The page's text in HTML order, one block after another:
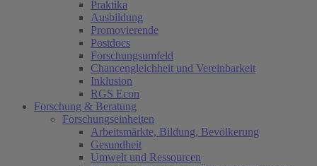
Praktika
Ausbildung
Promovierende
Postdocs
Forschungsumfeld
Chancengleichheit und Vereinbarkeit
Inklusion
RGS Econ
Forschung & Beratung
Forschungseinheiten
Arbeitsmärkte, Bildung, Bevölkerung
Gesundheit
Umwelt und Ressourcen